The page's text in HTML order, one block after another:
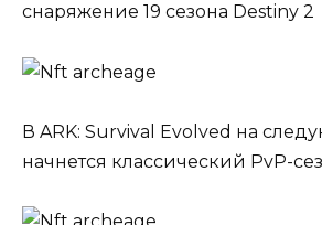
снаряжение 19 сезона Destiny 2
В ARK: Survival Evolved на
начнется классический PvP-